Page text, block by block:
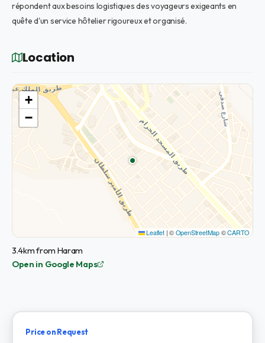
répondent aux besoins logistiques des voyageurs exigeants en
quête d'un service hôtelier rigoureux et organisé.
Location
+
−
Leaflet |©OpenStreetMap©CARTO
3.4km from Haram
Open in Google Maps
Price on Request